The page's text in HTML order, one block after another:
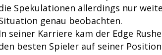
Spekulationen allerdings nur
genau beobachten.
In seiner Karriere kam der Edge
besten Spieler auf seiner